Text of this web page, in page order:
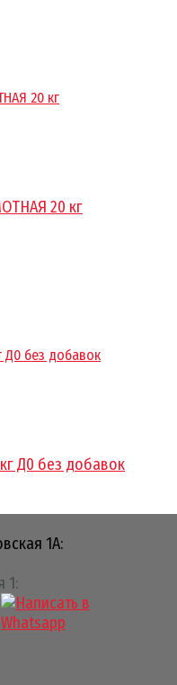
20 кг
Д0 без добавок
1А:
1: